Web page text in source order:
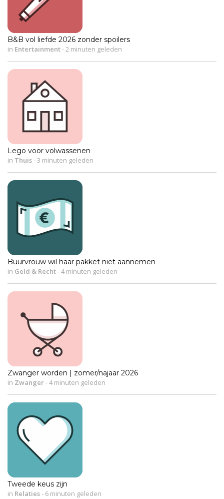
B&B vol liefde 2026 zonder spoilers
in Entertainment-2 minuten geleden
Lego voor volwassenen
in Thuis-3 minuten geleden
Buurvrouw wil haar pakket niet aannemen
in Geld & Recht-4 minuten geleden
Zwanger worden | zomer/najaar 2026
in Zwanger-4 minuten geleden
Tweede keus zijn
in Relaties- 6 minuten geleden